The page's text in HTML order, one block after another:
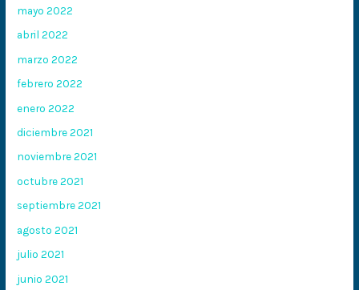
mayo 2022
abril 2022
marzo 2022
febrero 2022
enero 2022
diciembre 2021
noviembre 2021
octubre 2021
septiembre 2021
agosto 2021
julio 2021
junio 2021